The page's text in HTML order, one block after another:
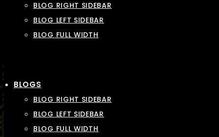
BLOG RIGHT SIDEBAR
BLOG LEFT SIDEBAR
BLOG FULL WIDTH
BLOGS
BLOG RIGHT SIDEBAR
BLOG LEFT SIDEBAR
BLOG FULL WIDTH